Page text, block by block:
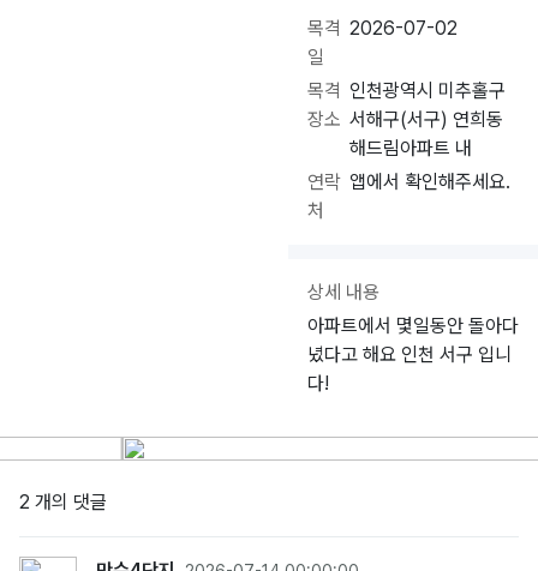
목격
일
2026-07-02
목격
장소
인천광역시 미추홀구
서해구(서구) 연희동
해드림아파트 내
연락
처
앱에서 확인해주세요.
상세 내용
아파트에서 몇일동안 돌아다
녔다고 해요 인천 서구 입니
다!
2 개의 댓글